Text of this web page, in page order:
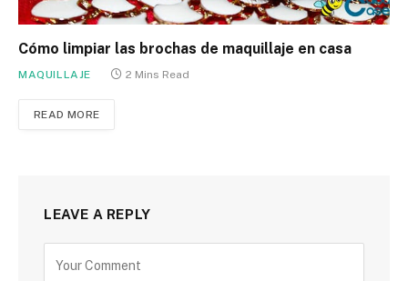
Cómo limpiar las brochas de maquillaje en casa
MAQUILLAJE 2 Mins Read
READ MORE
LEAVE A REPLY